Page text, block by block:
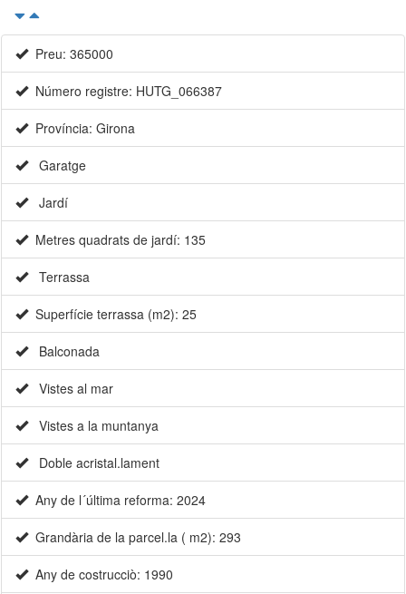
Preu: 365000
Número registre: HUTG_066387
Província: Girona
Garatge
Jardí
Metres quadrats de jardí: 135
Terrassa
Superfície terrassa (m2): 25
Balconada
Vistes al mar
Vistes a la muntanya
Doble acristal.lament
Any de l´última reforma: 2024
Grandària de la parcel.la ( m2): 293
Any de costrucciò: 1990